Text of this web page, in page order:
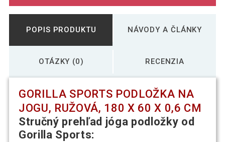
POPIS PRODUKTU NÁVODY A ČLÁNKY
OTÁZKY (0) RECENZIA
GORILLA SPORTS PODLOŽKA NA
JOGU, RUŽOVÁ, 180 X 60 X 0,6 CM
Stručný prehľad jóga podložky od
Gorilla Sports: